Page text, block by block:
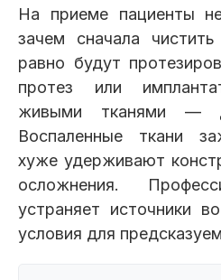
Чистка
Все услуги (16
Все клиники и
Отзывы
Акции
Пациентам
На приеме пациенты
зачем сначала
равно будут
протез или
живыми тканями —
Воспаленные ткани
хуже удерживают
осложнения.
устраняет источники
условия для